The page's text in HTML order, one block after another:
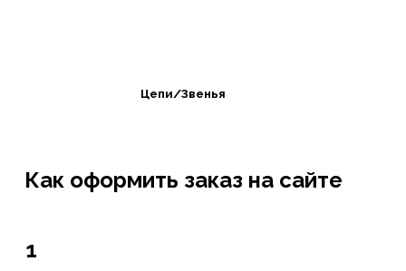
Цепи/Звенья
Как оформить заказ на сайте
1